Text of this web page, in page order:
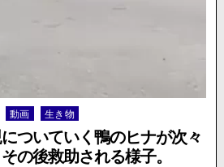
Posted
in
動画 生き物
についていく鴨のヒナが次々
の後救助される様子。